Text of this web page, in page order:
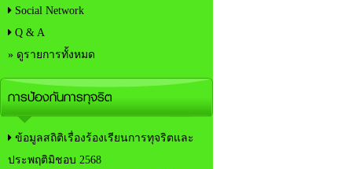
Social Network
Q & A
» ดูรายการทั้งหมด
การป้องกันการทุจริต
ข้อมูลสถิติเรื่องร้องเรียนการทุจริตและ
ประพฤติมิชอบ 2568